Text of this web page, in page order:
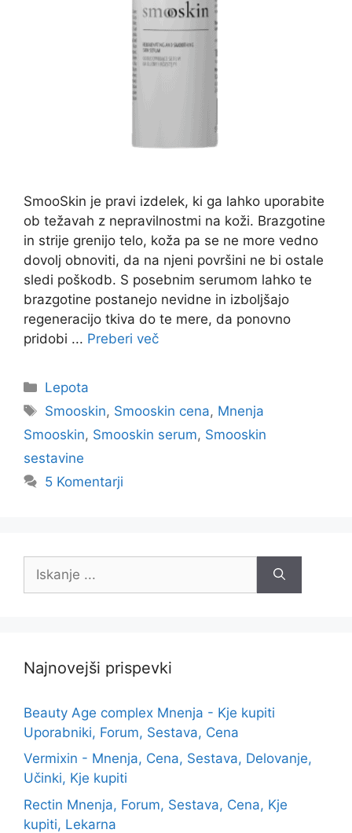
SmooSkin je pravi izdelek, ki ga lahko uporabite
ob težavah z nepravilnostmi na koži. Brazgotine
in strije grenijo telo, koža pa se ne more vedno
dovolj obnoviti, da na njeni površini ne bi ostale
sledi poškodb. S posebnim serumom lahko te
brazgotine postanejo nevidne in izboljšajo
regeneracijo tkiva do te mere, da ponovno
pridobi ... Preberi več
Kategorije
Lepota
Oznake
Smooskin, Smooskin cena, Mnenja
Smooskin, Smooskin serum, Smooskin
sestavine
5 Komentarji
Najnovejši prispevki
Beauty Age complex Mnenja - Kje kupiti
Uporabniki, Forum, Sestava, Cena
Vermixin - Mnenja, Cena, Sestava, Delovanje,
Učinki, Kje kupiti
Rectin Mnenja, Forum, Sestava, Cena, Kje
kupiti, Lekarna